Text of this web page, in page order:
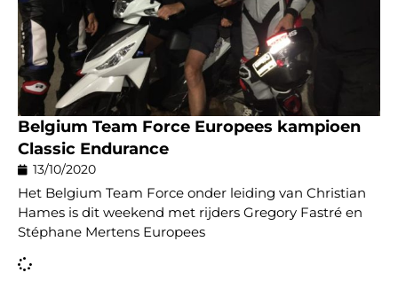
Belgium Team Force Europees kampioen
Classic Endurance
13/10/2020
Het Belgium Team Force onder leiding van Christian
Hames is dit weekend met rijders Gregory Fastré en
Stéphane Mertens Europees